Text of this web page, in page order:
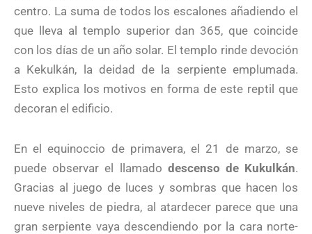
centro. La suma de todos los escalones añadiendo el
que lleva al templo superior dan 365, que coincide
con los días de un año solar. El templo rinde devoción
a Kekulkán, la deidad de la serpiente emplumada.
Esto explica los motivos en forma de este reptil que
decoran el edificio.
En el equinoccio de primavera, el 21 de marzo, se
puede observar el llamado descenso de Kukulkán.
Gracias al juego de luces y sombras que hacen los
nueve niveles de piedra, al atardecer parece que una
gran serpiente vaya descendiendo por la cara norte-